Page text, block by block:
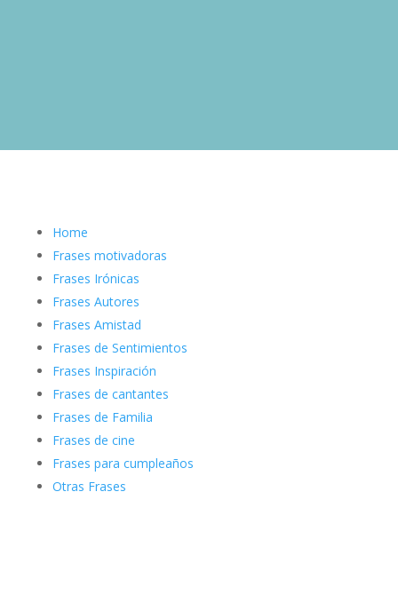
Home
Frases motivadoras
Frases Irónicas
Frases Autores
Frases Amistad
Frases de Sentimientos
Frases Inspiración
Frases de cantantes
Frases de Familia
Frases de cine
Frases para cumpleaños
Otras Frases